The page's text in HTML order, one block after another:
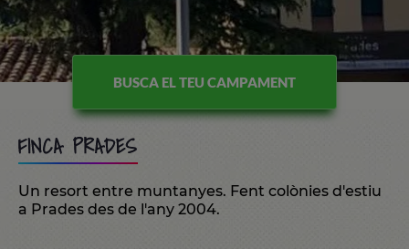
BUSCA EL TEU CAMPAMENT
FINCA PRADES
Un resort entre muntanyes. Fent colònies d'estiu
a Prades des de l'any 2004.